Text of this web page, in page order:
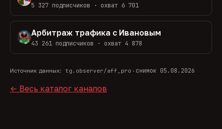
5 327 подписчиков · охват 6 701
Арбитраж трафика с Ивановым
43 261 подписчиков · охват 4 878
Источник данных: tg.observer/aff_pro · снимок 05.08.2026
← Весь каталог каналов